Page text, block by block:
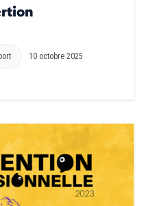
10 octobre 2025